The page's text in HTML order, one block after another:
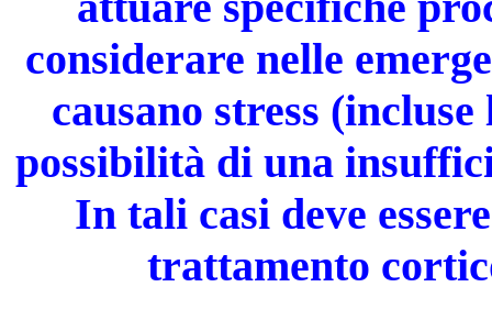
considerare nelle
causano stress
possibilità di una
In tali casi deve
trattamento